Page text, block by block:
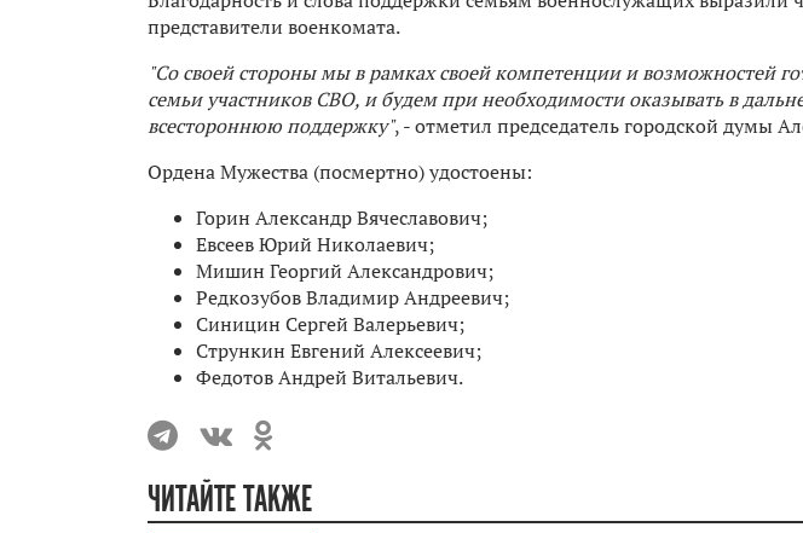
представители военкомата.
"Со своей стороны мы в рамках своей компетенции и возможностей
семьи участников СВО, и будем при необходимости оказывать в
всестороннюю поддержку", - отметил председатель городской думы
Ордена Мужества (посмертно) удостоены:
Горин Александр Вячеславович;
Евсеев Юрий Николаевич;
Мишин Георгий Александрович;
Редкозубов Владимир Андреевич;
Синицин Сергей Валерьевич;
Стрункин Евгений Алексеевич;
Федотов Андрей Витальевич.
ЧИТАЙТЕ ТАКЖЕ